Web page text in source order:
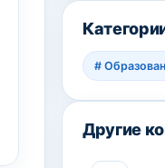
#
Другие